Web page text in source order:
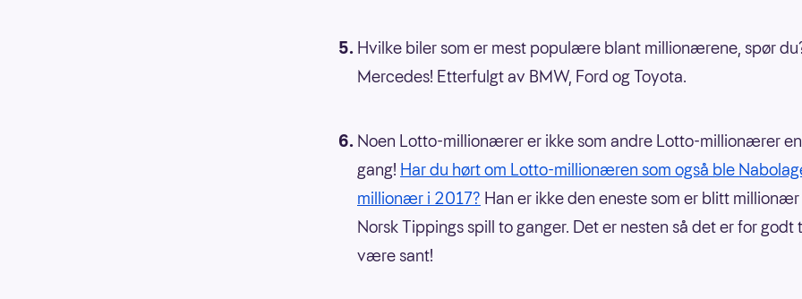
Hvilke biler som er mest populære blant millionærene, spør
Mercedes! Etterfulgt av BMW, Ford og Toyota.
Noen Lotto-millionærer er ikke som andre Lotto-millionærer en
gang! Har du hørt om Lotto-millionæren som også ble
millionær i 2017? Han er ikke den eneste som er blitt millionær
Norsk Tippings spill to ganger. Det er nesten så det er for godt
være sant!